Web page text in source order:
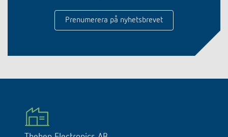
Prenumerera på nyhetsbrevet